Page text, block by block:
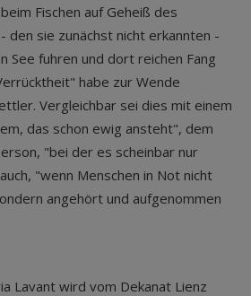
Fischen auf Geheiß des
den sie zunächst nicht erkannten -
See fuhren und dort reichen Fang
habe zur Wende
Vergleichbar sei dies mit einem
das schon ewig ansteht", dem
"bei der es scheinbar nur
"wenn Menschen in Not nicht
angehört und aufgenommen
Lavant wird vom Dekanat Lienz